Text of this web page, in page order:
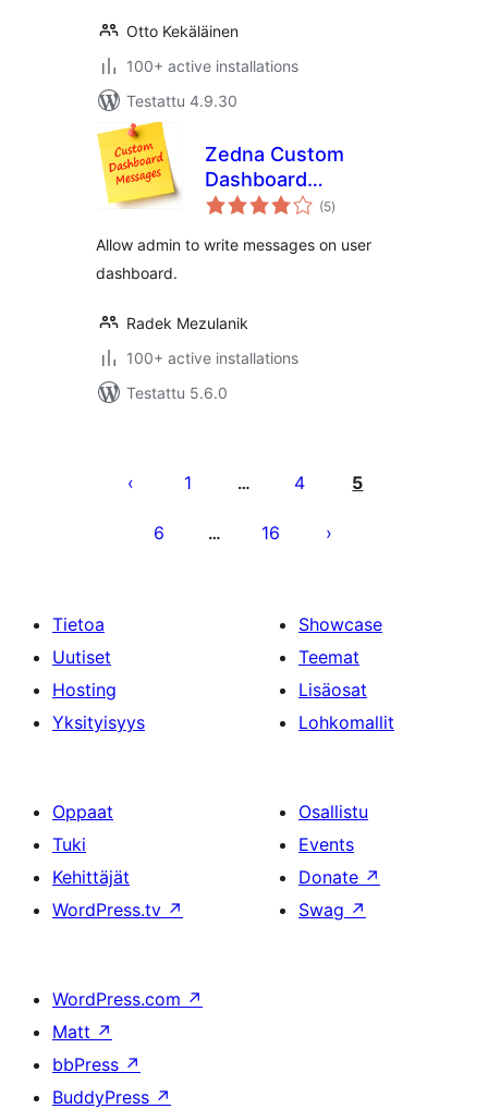
Otto Kekäläinen
100+ active installations
Testattu 4.9.30
Zedna Custom
Dashboard
Messages
(5arvosanat
yhteensä
)
Allow admin to write messages on user
dashboard.
Radek Mezulanik
100+ active installations
Testattu 5.6.0
sivutus1 … 4 5
6 … 16
Tietoa
Uutiset
Hosting
Yksityisyys
Showcase
Teemat
Lisäosat
Lohkomallit
Oppaat
Tuki
Kehittäjät
WordPress.tv ↗
Osallistu
Events
Donate ↗
Swag ↗
WordPress.com ↗
Matt ↗
bbPress ↗
BuddyPress ↗